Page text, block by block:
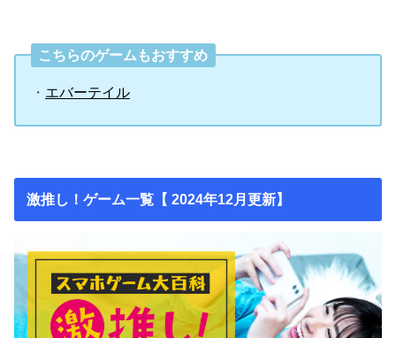
こちらのゲームもおすすめ
・ エバーテイル
激推し！ゲーム一覧【 2024年12月更新】